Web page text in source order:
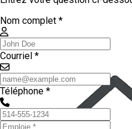
Nom complet *
Courriel *
Téléphone *